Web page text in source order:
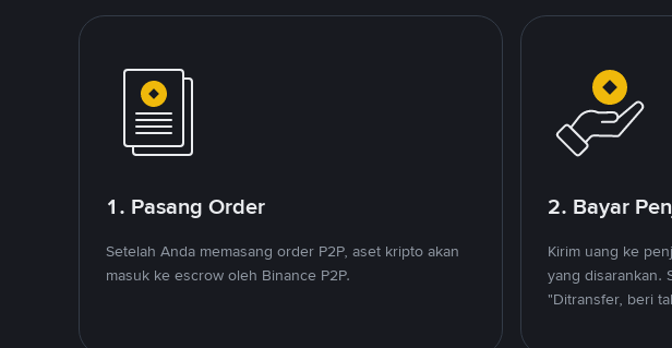
1. Pasang Order
Setelah Anda memasang order P2P, aset kripto akan
masuk ke escrow oleh Binance P2P.
2. Bayar
Kirim uang ke
yang disarankan.
"Ditransfer, beri